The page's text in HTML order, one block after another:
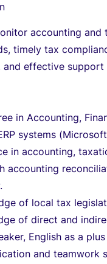
accounting
timely tax
and effective
in Accounting,
systems
in accounting,
accounting
of local tax
of direct and
English as a plus
and